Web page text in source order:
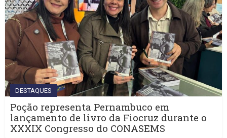
DESTAQUES
Poção representa Pernambuco em
lançamento de livro da Fiocruz durante o
XXXIX Congresso do CONASEMS